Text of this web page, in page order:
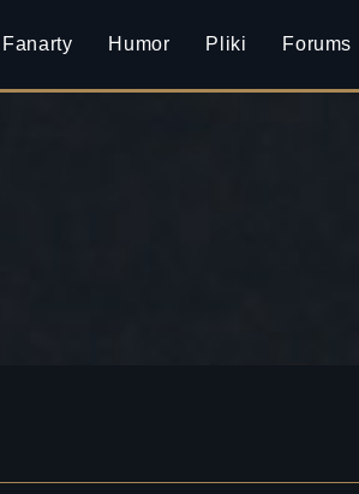
Fanarty Humor Pliki Forums